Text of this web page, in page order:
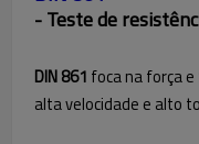
- Teste de
DIN 861 foca na força e
alta velocidade e alto